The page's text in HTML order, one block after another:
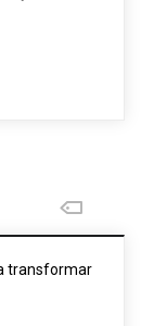
transformar